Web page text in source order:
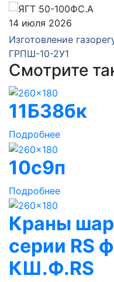
14 июля 2026
Изготовление
ГРПШ-10-2У1
Смотрите
11Б38бк
Подробнее
10с9п
Подробнее
Краны
серии RS
КШ.Ф.RS